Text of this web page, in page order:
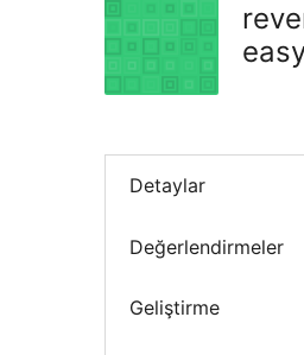
Detaylar
Değerlendirmeler
Geliştirme